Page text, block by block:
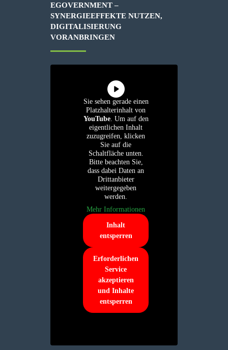
EGOVERNMENT –
SYNERGIEEFFEKTE NUTZEN,
DIGITALISIERUNG
VORANBRINGEN
Sie sehen gerade einen
Platzhalterinhalt von
YouTube. Um auf den
eigentlichen Inhalt
zuzugreifen, klicken
Sie auf die
Schaltfläche unten.
Bitte beachten Sie,
dass dabei Daten an
Drittanbieter
weitergegeben
werden.
Mehr Informationen
Inhalt
entsperren
Erforderlichen
Service
akzeptieren
und Inhalte
entsperren